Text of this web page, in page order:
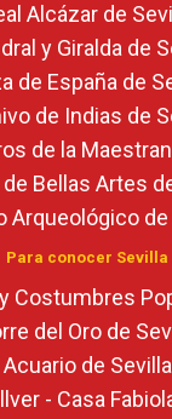
Alcázar de
y Giralda de
de España de
de Indias de
de la
Bellas Artes
Arqueológico de
Para conocer Sevilla
Costumbres
del Oro de
Acuario de Sevilla
- Casa